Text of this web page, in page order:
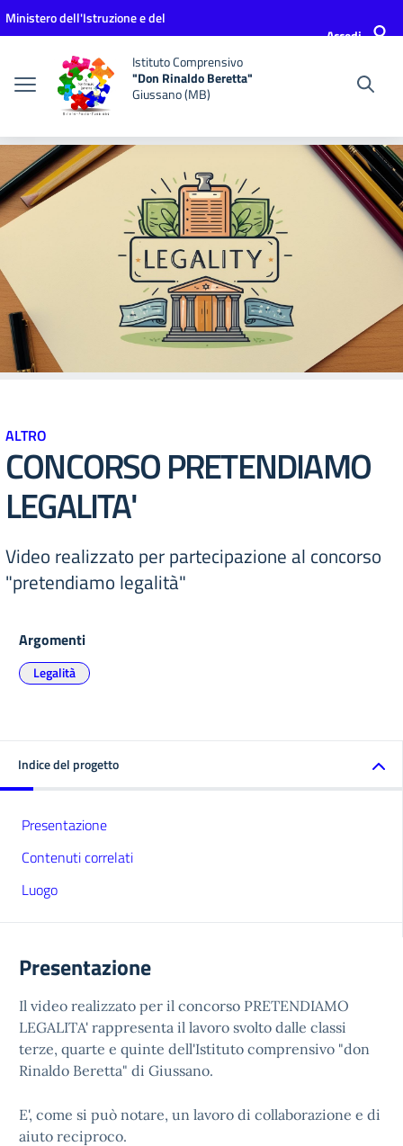
Vai ai contenuti
Vai al menu di navigazione
Vai al footer
Ministero dell'Istruzione e del
Accedi
Istituto Comprensivo
"Don Rinaldo Beretta"
Giussano (MB)
ALTRO
CONCORSO PRETENDIAMO
LEGALITA'
Video realizzato per partecipazione al concorso
"pretendiamo legalità"
Argomenti
Legalità
Indice del progetto
Presentazione
Contenuti correlati
Luogo
Presentazione
Il video realizzato per il concorso PRETENDIAMO
LEGALITA' rappresenta il lavoro svolto dalle classi
terze, quarte e quinte dell'Istituto comprensivo "don
Rinaldo Beretta" di Giussano.
E', come si può notare, un lavoro di collaborazione e di
aiuto reciproco.